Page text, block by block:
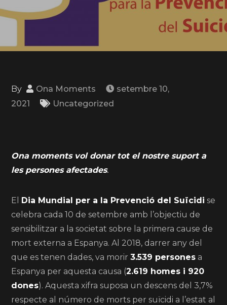
By Ona Moments
setembre 10,
2021
Uncategorized
Ona moments vol donar tot el nostre suport a
les persones afectades.
El Dia Mundial per a la Prevenció del Suïcidi se
celebra cada 10 de setembre amb l’objectiu de
sensibilitzar a la societat sobre la primera cause de
mort externa a Espanya. Al 2018, darrer any del
que es tenen dades, va morir3.539 persones a
Espanya per aquesta causa (2.619 homes i 920
dones). Aquesta xifra suposa un descens del 3,7%
respecte al número de morts per suïcidi a l’estat al